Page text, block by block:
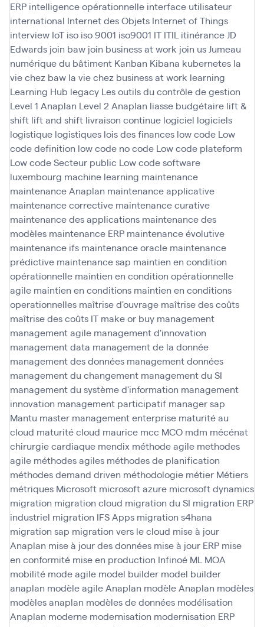
ERP intelligence opérationnelle interface utilisateur
international Internet des Objets Internet of Things
interview IoT iso iso 9001 iso9001 IT ITIL itinérance JD
Edwards join baw join business at work join us Jumeau
numérique du bâtiment Kanban Kibana kubernetes la
vie chez baw la vie chez business at work learning
Learning Hub legacy Les outils du contrôle de gestion
Level 1 Anaplan Level 2 Anaplan liasse budgétaire lift &
shift lift and shift livraison continue logiciel logiciels
logistique logistiques lois des finances low code Low
code definition low code no code Low code plateform
Low code Secteur public Low code software
luxembourg machine learning maintenance
maintenance Anaplan maintenance applicative
maintenance corrective maintenance curative
maintenance des applications maintenance des
modèles maintenance ERP maintenance évolutive
maintenance ifs maintenance oracle maintenance
prédictive maintenance sap maintien en condition
opérationnelle maintien en condition opérationnelle
agile maintien en conditions maintien en conditions
operationnelles maîtrise d'ouvrage maîtrise des coûts
maîtrise des coûts IT make or buy management
management agile management d'innovation
management data management de la donnée
management des données management données
management du changement management du SI
management du système d'information management
innovation management participatif manager sap
Mantu master management enterprise maturité au
cloud maturité cloud maurice mcc MCO mdm mécénat
chirurgie cardiaque mendix méthode agile methodes
agile méthodes agiles méthodes de planification
méthodes demand driven méthodologie métier Métiers
métriques Microsoft microsoft azure microsoft dynamics
migration migration cloud migration du SI migration ERP
industriel migration IFS Apps migration s4hana
migration sap migration vers le cloud mise à jour
Anaplan mise à jour des données mise à jour ERP mise
en conformité mise en production Infinoé ML MOA
mobilité mode agile model builder model builder
anaplan modèle agile Anaplan modèle Anaplan modèles
modèles anaplan modèles de données modélisation
Anaplan moderne modernisation modernisation ERP